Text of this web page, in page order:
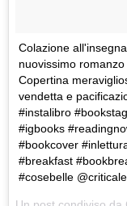
Colazione
nuovissimo
Copertina
vendetta e
#instalibro
#igbooks
#bookcover
#breakfast
#cosebelle